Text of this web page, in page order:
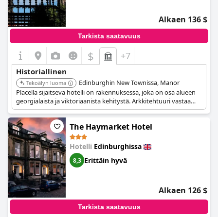
Alkaen 136 $
Tarkista saatavuus
$ +7
Historiallinen
Tekoälyn luoma
Edinburghin New Townissa, Manor
Placella sijaitseva hotelli on rakennuksessa, joka on osa alueen
georgialaista ja viktoriaanista kehitystä. Arkkitehtuuri vastaa
New Townin historiallista luonnetta.
The Haymarket Hotel
Hotelli Edinburghissa
8,3 Erittäin hyvä
Alkaen 126 $
Tarkista saatavuus